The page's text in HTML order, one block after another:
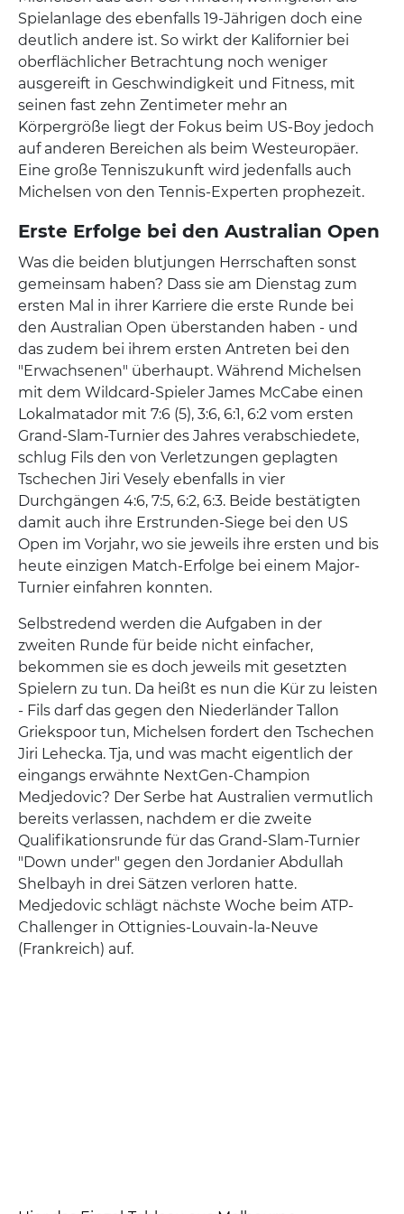
Spielanlage des ebenfalls 19-Jährigen doch eine
deutlich andere ist. So wirkt der Kalifornier bei
oberflächlicher Betrachtung noch weniger
ausgereift in Geschwindigkeit und Fitness, mit
seinen fast zehn Zentimeter mehr an
Körpergröße liegt der Fokus beim US-Boy jedoch
auf anderen Bereichen als beim Westeuropäer.
Eine große Tenniszukunft wird jedenfalls auch
Michelsen von den Tennis-Experten prophezeit.
Erste Erfolge bei den Australian Open
Was die beiden blutjungen Herrschaften sonst
gemeinsam haben? Dass sie am Dienstag zum
ersten Mal in ihrer Karriere die erste Runde bei
den Australian Open überstanden haben - und
das zudem bei ihrem ersten Antreten bei den
"Erwachsenen" überhaupt. Während Michelsen
mit dem Wildcard-Spieler James McCabe einen
Lokalmatador mit 7:6 (5), 3:6, 6:1, 6:2 vom ersten
Grand-Slam-Turnier des Jahres verabschiedete,
schlug Fils den von Verletzungen geplagten
Tschechen Jiri Vesely ebenfalls in vier
Durchgängen 4:6, 7:5, 6:2, 6:3. Beide bestätigten
damit auch ihre Erstrunden-Siege bei den US
Open im Vorjahr, wo sie jeweils ihre ersten und bis
heute einzigen Match-Erfolge bei einem Major-
Turnier einfahren konnten.
Selbstredend werden die Aufgaben in der
zweiten Runde für beide nicht einfacher,
bekommen sie es doch jeweils mit gesetzten
Spielern zu tun. Da heißt es nun die Kür zu leisten
- Fils darf das gegen den Niederländer Tallon
Griekspoor tun, Michelsen fordert den Tschechen
Jiri Lehecka. Tja, und was macht eigentlich der
eingangs erwähnte NextGen-Champion
Medjedovic? Der Serbe hat Australien vermutlich
bereits verlassen, nachdem er die zweite
Qualifikationsrunde für das Grand-Slam-Turnier
"Down under" gegen den Jordanier Abdullah
Shelbayh in drei Sätzen verloren hatte.
Medjedovic schlägt nächste Woche beim ATP-
Challenger in Ottignies-Louvain-la-Neuve
(Frankreich) auf.